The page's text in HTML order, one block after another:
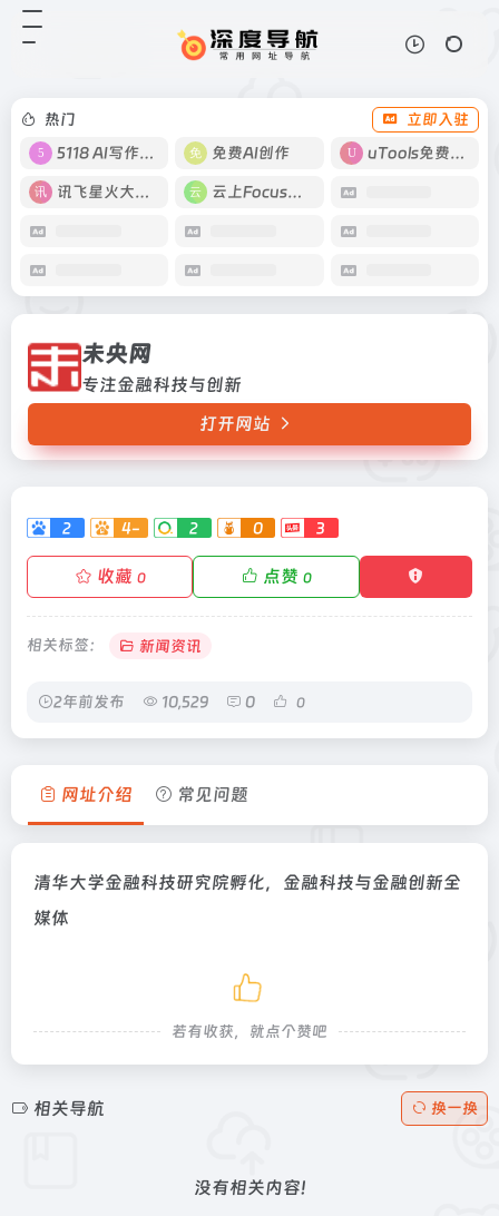
热门
立即入驻
5118 AI写作工具
免费AI创作 uTools免费工具箱
讯飞星火大模型 云上Focus接码
未央网
专注金融科技与创新
打开网站
2 4- 2 0 3
收藏 0 点赞 0
相关标签： 新闻资讯
2年前发布 10,529 0 0
网址介绍 常见问题
清华大学金融科技研究院孵化，金融科技与金融创新全
媒体
若有收获，就点个赞吧
相关导航 换一换
没有相关内容!